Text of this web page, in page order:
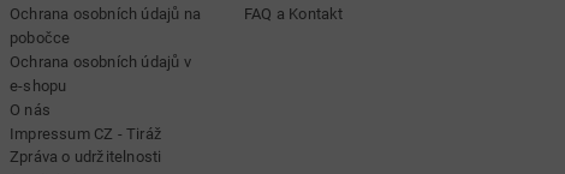
Ochrana osobních údajů na
pobočce
Ochrana osobních údajů v
e-shopu
O nás
Impressum CZ - Tiráž
Zpráva o udržitelnosti
FAQ a Kontakt